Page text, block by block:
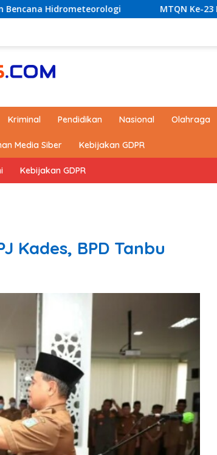
MTQN Ke-23 Kecamatan Simpang
Kriminal Pendidikan Nasional Olahraga
Media Siber Kebijakan GDPR
Kebijakan GDPR
Kades, BPD Tanbu